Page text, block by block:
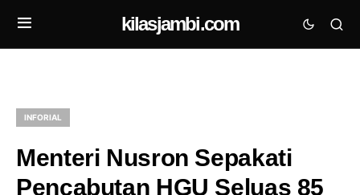
kilasjambi.com
INFORIAL
Menteri Nusron Sepakati
Pencabutan HGU Seluas 85